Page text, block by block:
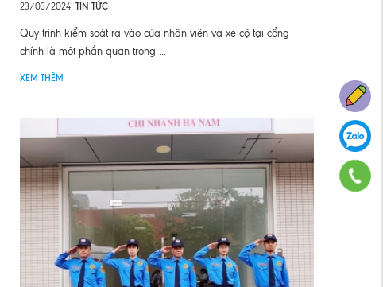
23/03/2024 TIN TỨC
Quy trình kiểm soát ra vào của nhân viên và xe cộ tại cổng
chính là một phần quan trọng ...
XEM THÊM